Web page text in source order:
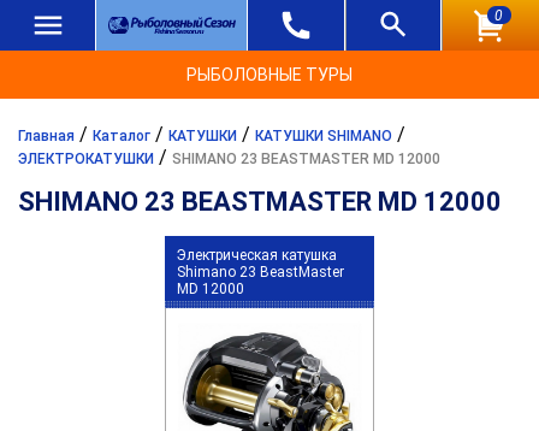
0
РЫБОЛОВНЫЕ ТУРЫ
Главная / Каталог / КАТУШКИ / КАТУШКИ SHIMANO /
ЭЛЕКТРОКАТУШКИ / SHIMANO 23 BEASTMASTER MD 12000
SHIMANO 23 BEASTMASTER MD 12000
Электрическая катушка
Shimano 23 BeastMaster
MD 12000